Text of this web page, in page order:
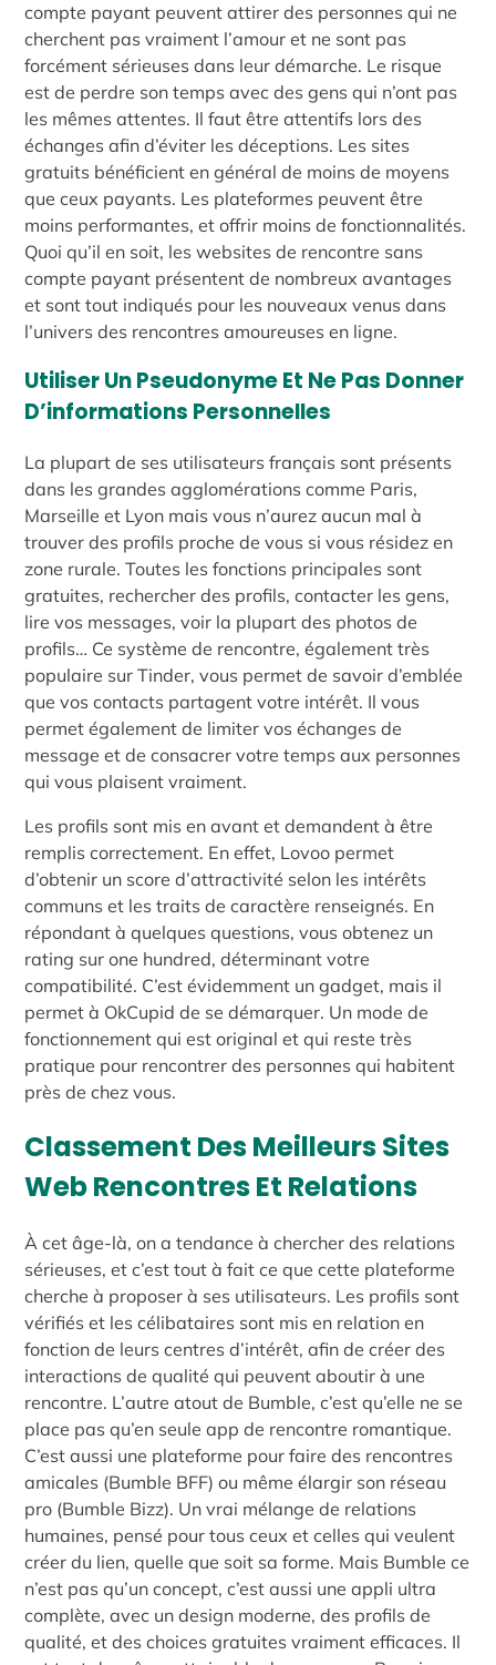
compte payant peuvent attirer des personnes qui ne
cherchent pas vraiment l’amour et ne sont pas
forcément sérieuses dans leur démarche. Le risque
est de perdre son temps avec des gens qui n’ont pas
les mêmes attentes. Il faut être attentifs lors des
échanges afin d’éviter les déceptions. Les sites
gratuits bénéficient en général de moins de moyens
que ceux payants. Les plateformes peuvent être
moins performantes, et offrir moins de fonctionnalités.
Quoi qu’il en soit, les websites de rencontre sans
compte payant présentent de nombreux avantages
et sont tout indiqués pour les nouveaux venus dans
l’univers des rencontres amoureuses en ligne.
Utiliser Un Pseudonyme Et Ne Pas Donner
D’informations Personnelles
La plupart de ses utilisateurs français sont présents
dans les grandes agglomérations comme Paris,
Marseille et Lyon mais vous n’aurez aucun mal à
trouver des profils proche de vous si vous résidez en
zone rurale. Toutes les fonctions principales sont
gratuites, rechercher des profils, contacter les gens,
lire vos messages, voir la plupart des photos de
profils… Ce système de rencontre, également très
populaire sur Tinder, vous permet de savoir d’emblée
que vos contacts partagent votre intérêt. Il vous
permet également de limiter vos échanges de
message et de consacrer votre temps aux personnes
qui vous plaisent vraiment.
Les profils sont mis en avant et demandent à être
remplis correctement. En effet, Lovoo permet
d’obtenir un score d’attractivité selon les intérêts
communs et les traits de caractère renseignés. En
répondant à quelques questions, vous obtenez un
rating sur one hundred, déterminant votre
compatibilité. C’est évidemment un gadget, mais il
permet à OkCupid de se démarquer. Un mode de
fonctionnement qui est original et qui reste très
pratique pour rencontrer des personnes qui habitent
près de chez vous.
Classement Des Meilleurs Sites
Web Rencontres Et Relations
À cet âge-là, on a tendance à chercher des relations
sérieuses, et c’est tout à fait ce que cette plateforme
cherche à proposer à ses utilisateurs. Les profils sont
vérifiés et les célibataires sont mis en relation en
fonction de leurs centres d’intérêt, afin de créer des
interactions de qualité qui peuvent aboutir à une
rencontre. L’autre atout de Bumble, c’est qu’elle ne se
place pas qu’en seule app de rencontre romantique.
C’est aussi une plateforme pour faire des rencontres
amicales (Bumble BFF) ou même élargir son réseau
pro (Bumble Bizz). Un vrai mélange de relations
humaines, pensé pour tous ceux et celles qui veulent
créer du lien, quelle que soit sa forme. Mais Bumble ce
n’est pas qu’un concept, c’est aussi une appli ultra
complète, avec un design moderne, des profils de
qualité, et des choices gratuites vraiment efficaces. Il